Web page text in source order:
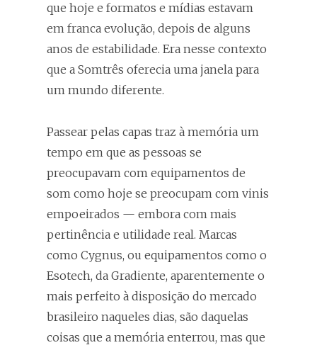
que hoje e formatos e mídias estavam
em franca evolução, depois de alguns
anos de estabilidade. Era nesse contexto
que a Somtrês oferecia uma janela para
um mundo diferente.
Passear pelas capas traz à memória um
tempo em que as pessoas se
preocupavam com equipamentos de
som como hoje se preocupam com vinis
empoeirados — embora com mais
pertinência e utilidade real. Marcas
como Cygnus, ou equipamentos como o
Esotech, da Gradiente, aparentemente o
mais perfeito à disposição do mercado
brasileiro naqueles dias, são daquelas
coisas que a memória enterrou, mas que